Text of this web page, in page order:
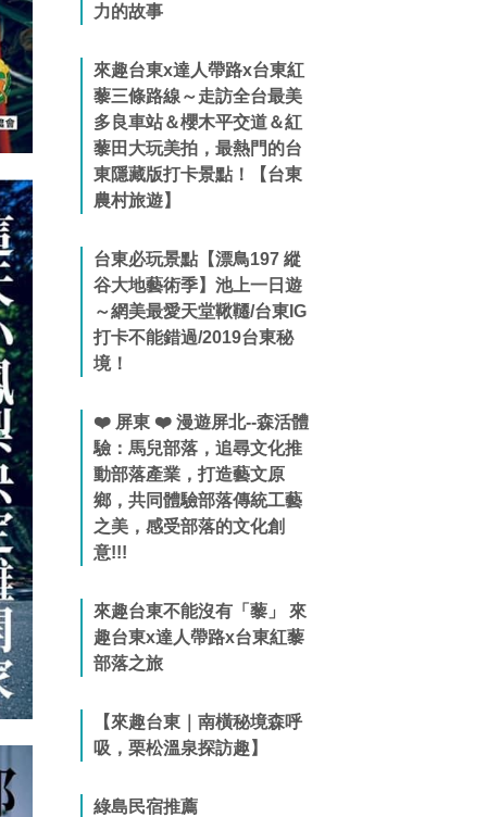
力的故事
來趣台東x達人帶路x台東紅
藜三條路線～走訪全台最美
多良車站＆櫻木平交道＆紅
藜田大玩美拍，最熱門的台
東隱藏版打卡景點！【台東
農村旅遊】
台東必玩景點【漂鳥197 縱
谷大地藝術季】池上一日遊
～網美最愛天堂鞦韆/台東IG
打卡不能錯過/2019台東秘
境！
❤️ 屏東 ❤️ 漫遊屏北--森活體
驗：馬兒部落，追尋文化推
動部落產業，打造藝文原
鄉，共同體驗部落傳統工藝
之美，感受部落的文化創
意!!!
來趣台東不能沒有「藜」 來
趣台東x達人帶路x台東紅藜
部落之旅
【來趣台東｜南橫秘境森呼
吸，栗松溫泉探訪趣】
綠島民宿推薦